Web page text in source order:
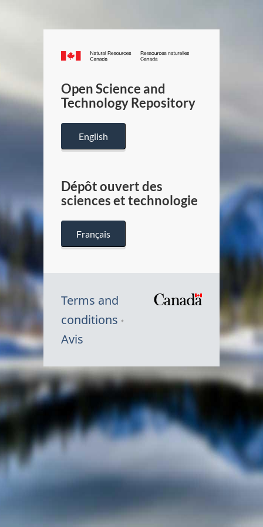
Canada.ca
/
Canada
Open Science and
Technology Repository
English
Dépôt ouvert des
sciences et technologie
Français
Terms and
conditions
Avis
Symbole
du
Canada